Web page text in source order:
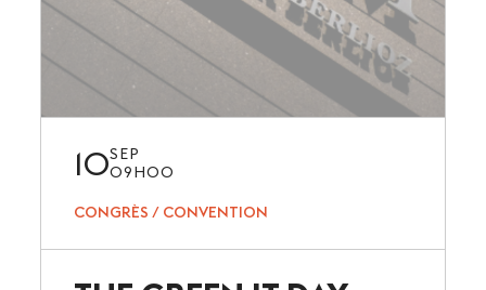
10SEP
09H00
CONGRÈS / CONVENTION